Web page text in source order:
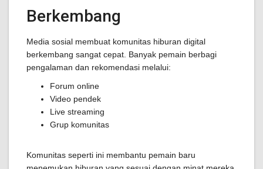
Berkembang
Media sosial membuat komunitas hiburan digital
berkembang sangat cepat. Banyak pemain berbagi
pengalaman dan rekomendasi melalui:
Forum online
Video pendek
Live streaming
Grup komunitas
Komunitas seperti ini membantu pemain baru